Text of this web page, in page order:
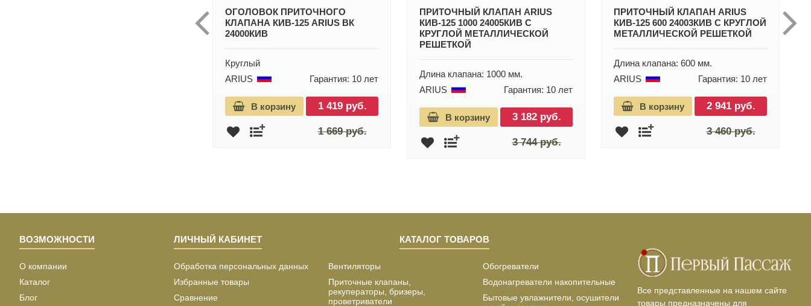
ОГОЛОВОК ПРИТОЧНОГО
КЛАПАНА КИВ-125 ARIUS ВК
24000КИВ
Круглый
ARIUS
Гарантия: 10 лет
1 419 руб.
1 669 руб.
В корзину
ПРИТОЧНЫЙ КЛАПАН ARIUS
КИВ-125 1000 24005КИВ С
КРУГЛОЙ МЕТАЛЛИЧЕСКОЙ
РЕШЕТКОЙ
Длина клапана: 1000 мм.
ARIUS
Гарантия: 10 лет
3 182 руб.
3 744 руб.
В корзину
ПРИТОЧНЫЙ КЛАПАН ARIUS
КИВ-125 600 24003КИВ С КРУГЛОЙ
МЕТАЛЛИЧЕСКОЙ РЕШЕТКОЙ
Длина клапана: 600 мм.
ARIUS
Гарантия: 10 лет
2 941 руб.
3 460 руб.
В корзину
ВОЗМОЖНОСТИ
О компании
Каталог
Блог
ЛИЧНЫЙ КАБИНЕТ
Обработка персональных данных
Избранные товары
Сравнение
КАТАЛОГ ТОВАРОВ
Вентиляторы
Приточные клапаны,
рекуператоры, бризеры,
проветриватели
Обогреватели
Водонагреватели накопительные
Бытовые увлажнители, осушители
Все представленные на нашем сайте
товары предназначены для